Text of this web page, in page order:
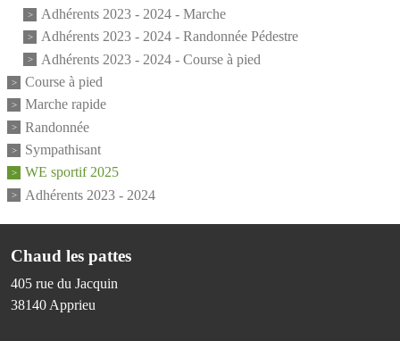
Adhérents 2023 - 2024 - Marche
Adhérents 2023 - 2024 - Randonnée Pédestre
Adhérents 2023 - 2024 - Course à pied
Course à pied
Marche rapide
Randonnée
Sympathisant
WE sportif 2025
Adhérents 2023 - 2024
Chaud les pattes
405 rue du Jacquin
38140 Apprieu